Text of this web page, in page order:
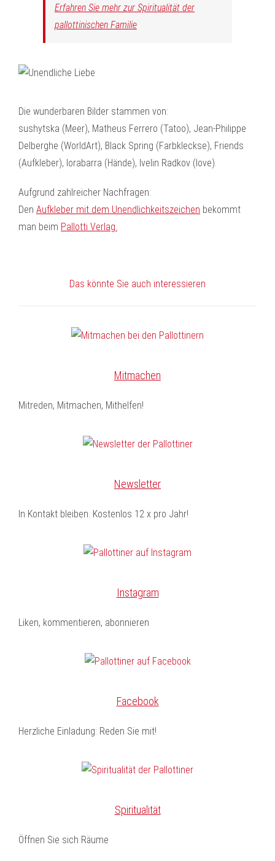
Erfahren Sie mehr zur Spiritualität der
pallottinischen Familie
Die wunderbaren Bilder stammen von:
sushytska (Meer), Matheus Ferrero (Tatoo), Jean-Philippe
Delberghe (WorldArt), Black Spring (Farbkleckse), Friends
(Aufkleber), lorabarra (Hände), Ivelin Radkov (love).
Aufgrund zahlreicher Nachfragen:
Den Aufkleber mit dem Unendlichkeitszeichen bekommt
man beim Pallotti Verlag.
Das könnte Sie auch interessieren
Mitmachen
Mitreden, Mitmachen, Mithelfen!
Newsletter
In Kontakt bleiben. Kostenlos 12 x pro Jahr!
Instagram
Liken, kommentieren, abonnieren
Facebook
Herzliche Einladung: Reden Sie mit!
Spiritualität
Öffnen Sie sich Räume